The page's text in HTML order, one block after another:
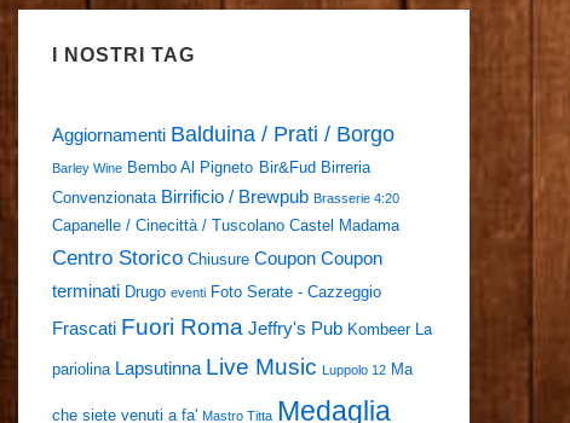
I NOSTRI TAG
Aggiornamenti Balduina / Prati / Borgo
Barley Wine Bembo Al Pigneto Bir&Fud Birreria
Convenzionata Birrificio / Brewpub Brasserie 4:20
Capanelle / Cinecittà / Tuscolano Castel Madama
Centro Storico Chiusure Coupon Coupon
terminati Drugo eventi Foto Serate - Cazzeggio
Frascati Fuori Roma Jeffry's Pub Kombeer La
pariolina Lapsutinna Live Music Luppolo 12 Ma
che siete venuti a fa' Mastro Titta Medaglia